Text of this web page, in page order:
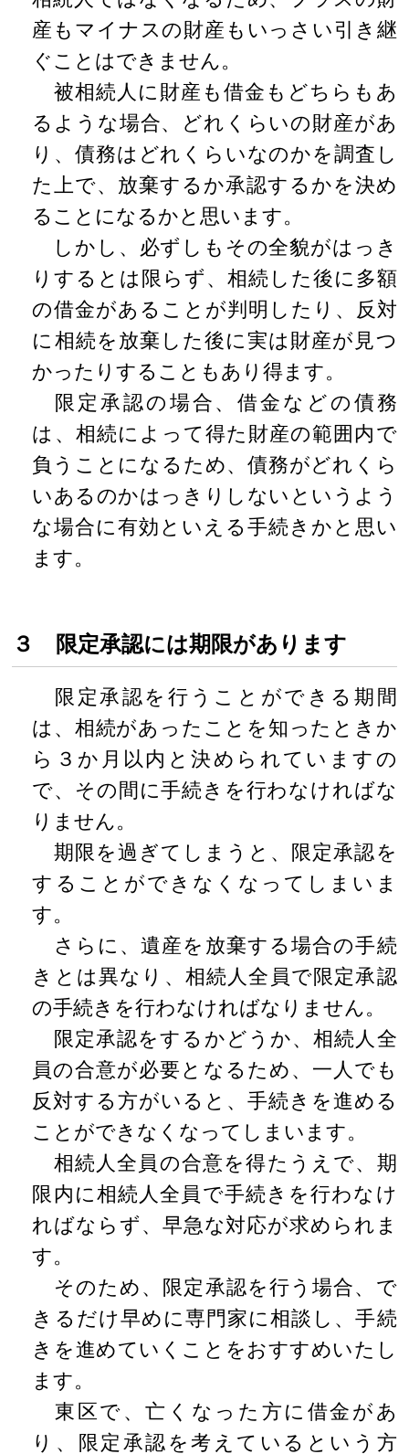
産もマイナスの財産もいっさい引き継
ぐことはできません。
被相続人に財産も借金もどちらもあ
るような場合、どれくらいの財産があ
り、債務はどれくらいなのかを調査し
た上で、放棄するか承認するかを決め
ることになるかと思います。
しかし、必ずしもその全貌がはっき
りするとは限らず、相続した後に多額
の借金があることが判明したり、反対
に相続を放棄した後に実は財産が見つ
かったりすることもあり得ます。
限定承認の場合、借金などの債務
は、相続によって得た財産の範囲内で
負うことになるため、債務がどれくら
いあるのかはっきりしないというよう
な場合に有効といえる手続きかと思い
ます。
３ 限定承認には期限があります
限定承認を行うことができる期間
は、相続があったことを知ったときか
ら３か月以内と決められていますの
で、その間に手続きを行わなければな
りません。
期限を過ぎてしまうと、限定承認を
することができなくなってしまいま
す。
さらに、遺産を放棄する場合の手続
きとは異なり、相続人全員で限定承認
の手続きを行わなければなりません。
限定承認をするかどうか、相続人全
員の合意が必要となるため、一人でも
反対する方がいると、手続きを進める
ことができなくなってしまいます。
相続人全員の合意を得たうえで、期
限内に相続人全員で手続きを行わなけ
ればならず、早急な対応が求められま
す。
そのため、限定承認を行う場合、で
きるだけ早めに専門家に相談し、手続
きを進めていくことをおすすめいたし
ます。
東区で、亡くなった方に借金があ
り、限定承認を考えているという方